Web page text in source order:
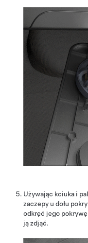
Używając kciuka i
zaczepy u dołu
odkręć jego
ją zdjąć.